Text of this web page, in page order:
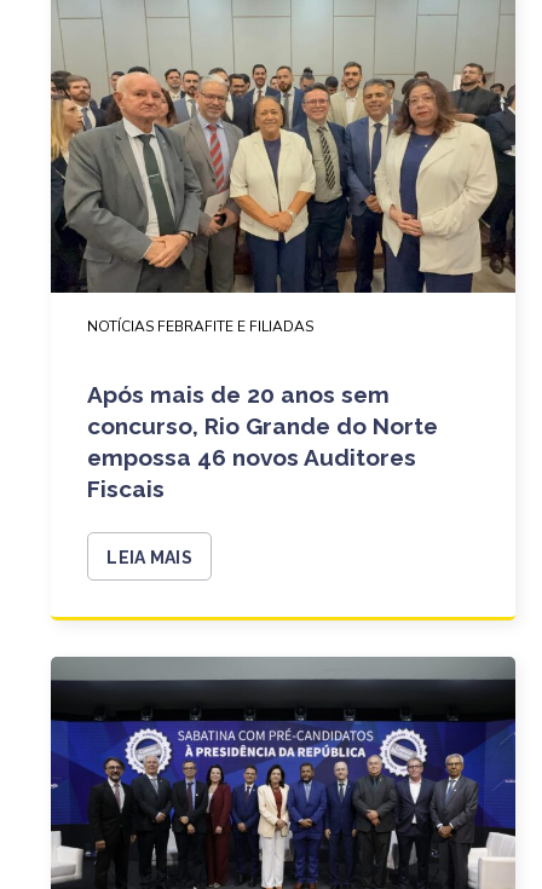
NOTÍCIAS FEBRAFITE E FILIADAS
Após mais de 20 anos sem
concurso, Rio Grande do Norte
empossa 46 novos Auditores
Fiscais
LEIA MAIS